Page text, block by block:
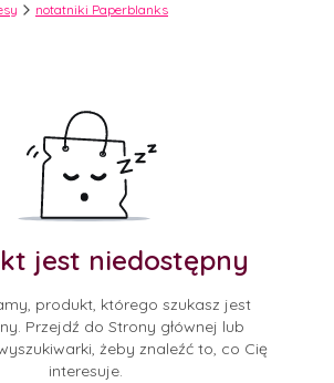
notatniki Paperblanks
jest niedostępny
produkt, którego szukasz jest
Przejdź do Strony głównej lub
żeby znaleźć to, co Cię
interesuje.